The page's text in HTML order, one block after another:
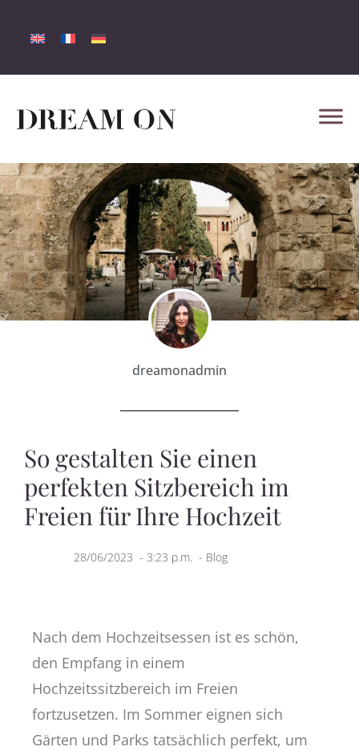
dreamonadmin
So gestalten Sie einen
perfekten Sitzbereich im
Freien für Ihre Hochzeit
28/06/2023 - 3:23 p.m. - Blog
Nach dem Hochzeitsessen ist es schön,
den Empfang in einem
Hochzeitssitzbereich im Freien
fortzusetzen. Im Sommer eignen sich
Gärten und Parks tatsächlich perfekt, um